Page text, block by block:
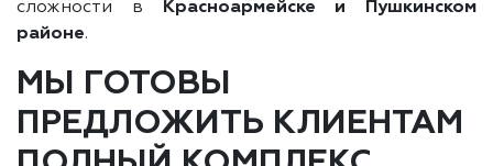
сложности в
Красноармейске и Пушкинском
районе.
МЫ ГОТОВЫ
ПРЕДЛОЖИТЬ КЛИЕНТАМ